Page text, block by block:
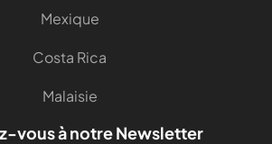
Mexique
Costa Rica
Malaisie
vous à notre Newsletter